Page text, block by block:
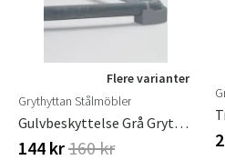
Flere varianter
Grythyttan Stålmöbler
Gulvbeskyttelse Grå Grythyttan Stålmöbler
144 kr160 kr